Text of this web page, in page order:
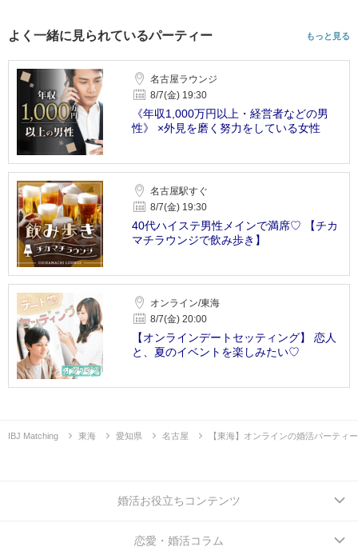
よく一緒に見られているパーティー もっと見る
名古屋ラウンジ
8/7(金) 19:30
《年収1,000万円以上・経営者などの男
性》 ×外見を磨く努力をしている女性
名古屋駅すぐ
8/7(金) 19:30
40代ハイステ男性メインで満席♡ 【チカ
マチラウンジで飲み歩き】
オンライン/東海
8/7(金) 20:00
【オンラインデートセッティング】 恋人
と、夏のイベントを楽しみたい♡
IBJ Matching 東海 愛知県 名古屋 【東海】オンラインの婚活パーティー
婚活お役立ちコンテンツ
恋愛・婚活コラム